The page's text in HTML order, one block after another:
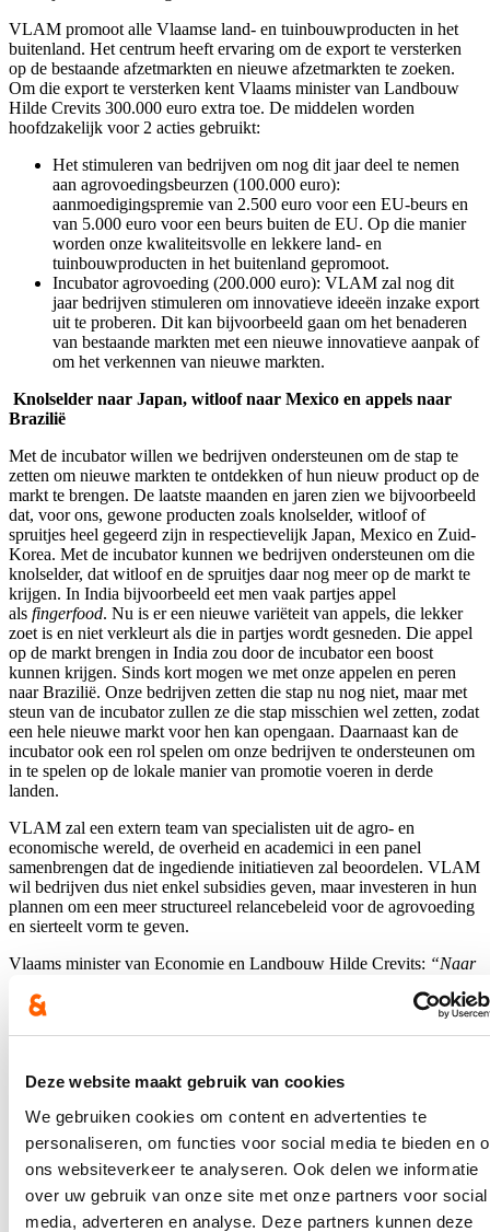
Deze website maakt gebruik van cookies
We gebruiken cookies om content en advertenties te
personaliseren, om functies voor social media te bieden en
ons websiteverkeer te analyseren. Ook delen we informatie
over uw gebruik van onze site met onze partners voor social
media, adverteren en analyse. Deze partners kunnen deze
VLAM promoot alle Vlaamse land- en tuinbouwproducten in het
buitenland. Het centrum heeft ervaring om de export te versterken
op de bestaande afzetmarkten en nieuwe afzetmarkten te zoeken.
Om die export te versterken kent Vlaams minister van Landbouw
Hilde Crevits 300.000 euro extra toe. De middelen worden
hoofdzakelijk voor 2 acties gebruikt:
Het stimuleren van bedrijven om nog dit jaar deel te nemen
aan agrovoedingsbeurzen (100.000 euro):
aanmoedigingspremie van 2.500 euro voor een EU-beurs en
van 5.000 euro voor een beurs buiten de EU. Op die manier
worden onze kwaliteitsvolle en lekkere land- en
tuinbouwproducten in het buitenland gepromoot.
Incubator agrovoeding (200.000 euro): VLAM zal nog dit
jaar bedrijven stimuleren om innovatieve ideeën inzake export
uit te proberen. Dit kan bijvoorbeeld gaan om het benaderen
van bestaande markten met een nieuwe innovatieve aanpak of
om het verkennen van nieuwe markten.
Knolselder naar Japan, witloof naar Mexico en appels naar
Brazilië
Met de incubator willen we bedrijven ondersteunen om de stap te
zetten om nieuwe markten te ontdekken of hun nieuw product op de
markt te brengen. De laatste maanden en jaren zien we bijvoorbeeld
dat, voor ons, gewone producten zoals knolselder, witloof of
spruitjes heel gegeerd zijn in respectievelijk Japan, Mexico en Zuid-
Korea. Met de incubator kunnen we bedrijven ondersteunen om die
knolselder, dat witloof en de spruitjes daar nog meer op de markt te
krijgen. In India bijvoorbeeld eet men vaak partjes appel
als fingerfood. Nu is er een nieuwe variëteit van appels, die lekker
zoet is en niet verkleurt als die in partjes wordt gesneden. Die appel
op de markt brengen in India zou door de incubator een boost
kunnen krijgen. Sinds kort mogen we met onze appelen en peren
naar Brazilië. Onze bedrijven zetten die stap nu nog niet, maar met
steun van de incubator zullen ze die stap misschien wel zetten, zodat
een hele nieuwe markt voor hen kan opengaan. Daarnaast kan de
incubator ook een rol spelen om onze bedrijven te ondersteunen om
in te spelen op de lokale manier van promotie voeren in derde
landen.
VLAM zal een extern team van specialisten uit de agro- en
economische wereld, de overheid en academici in een panel
samenbrengen dat de ingediende initiatieven zal beoordelen. VLAM
wil bedrijven dus niet enkel subsidies geven, maar investeren in hun
plannen om een meer structureel relancebeleid voor de agrovoeding
en sierteelt vorm te geven.
Vlaams minister van Economie en Landbouw Hilde Crevits: “Naar
voor onze export te nemen. De Vlaamse agro-voeding- en
sierteeltbedrijven voeren de meeste van hun producten uit naar het
buitenland. Dat gaat bijvoorbeeld over appelen en peren, over
geven we VLAM 300.000 euro extra om onze bedrijven daarbij zo
Blijf op de hoogte
Ontvang mijn nieuwsbrief.